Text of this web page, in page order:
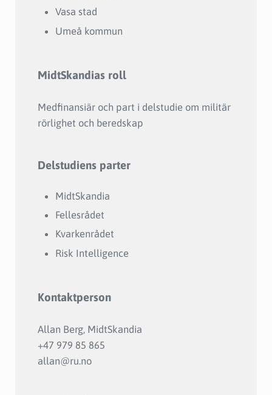
Vasa stad
Umeå kommun
MidtSkandias roll
Medfinansiär och part i delstudie om militär
rörlighet och beredskap
Delstudiens parter
MidtSkandia
Fellesrådet
Kvarkenrådet
Risk Intelligence
Kontaktperson
Allan Berg, MidtSkandia
+47 979 85 865
allan@ru.no